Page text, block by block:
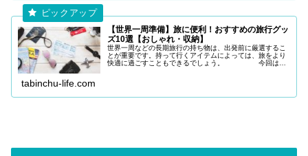
【世界一周準備】旅に便利！おすすめの旅行グッ
ズ10選【おしゃれ・収納】
世界一周などの長期旅行の持ち物は、出発前に厳選するこ
とが重要です。持って行くアイテムによっては、旅をより
快適に過ごすこともできるでしょう。 今回は
tabinchu-life.com